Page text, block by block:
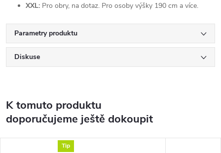
XXL: Pro obry, na dotaz. Pro osoby výšky 190 cm a více.
Parametry produktu
Diskuse
K tomuto produktu
doporučujeme ještě dokoupit
Tip